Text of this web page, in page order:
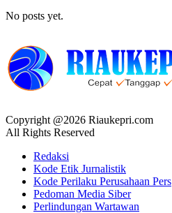
No posts yet.
Copyright @2026 Riaukepri.com
All Rights Reserved
Redaksi
Kode Etik Jurnalistik
Kode Perilaku Perusahaan Pers
Pedoman Media Siber
Perlindungan Wartawan